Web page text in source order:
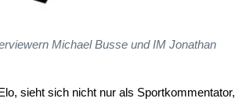
Michael Busse und IM Jonathan
sieht sich nicht nur als Sportkommentator,